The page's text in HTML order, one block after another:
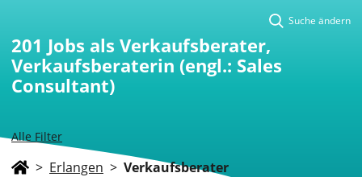
Alle Filter
Suche ändern
201 Jobs als Verkaufsberater,
Verkaufsberaterin (engl.: Sales
Consultant)
> Erlangen > Verkaufsberater